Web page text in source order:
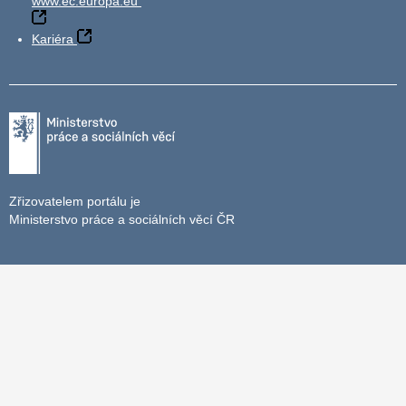
Kariéra
Zřizovatelem portálu je
Ministerstvo práce a sociálních věcí ČR